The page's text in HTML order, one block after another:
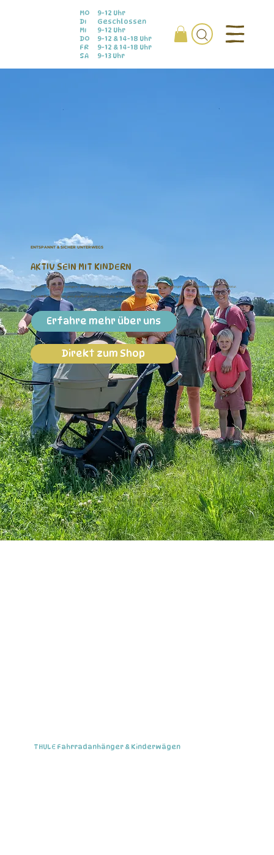
MO
DI
MI
DO
FR
SA
9-12 Uhr
Geschlossen
9-12 Uhr
9-12 & 14-18 Uhr
9-12 & 14-18 Uhr
9-13 Uhr
ENTSPANNT & SICHER UNTERWEGS
AKTIV SEIN MIT KINDERN
Willkommen bei Die Stöttingers – dein Familienbetrieb für Trageberatung, Kindersitze, Fahrradanhänger und besondere Erlebnisse in der Natur.
Du liebst Bewegung, bist gern draußen und willst dein Baby sicher & entspannt mitnehmen? Dann bist du bei uns genau richtig!
Erfahre mehr über uns
Direkt zum Shop
THULE Fahrradanhänger & Kinderwägen